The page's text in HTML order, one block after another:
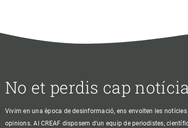
No et perdis cap
Vivim en una època de desinformació, ens envolten les
opinions. Al CREAF disposem d'un equip de periodistes,